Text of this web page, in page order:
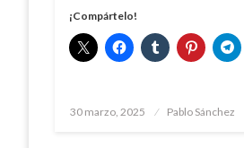
¡Compártelo!
Publicado
30 marzo, 2025 Pablo Sánchez